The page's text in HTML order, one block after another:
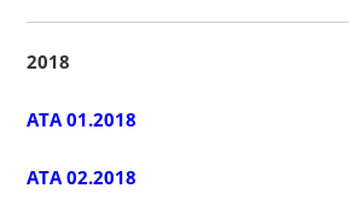
2018
ATA 01.2018
ATA 02.2018